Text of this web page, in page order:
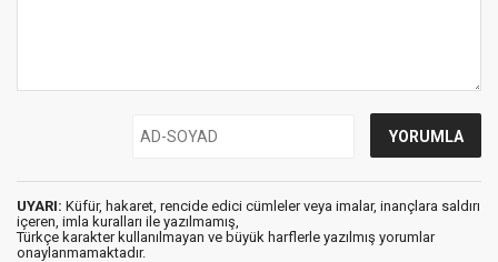
UYARI: Küfür, hakaret, rencide edici cümleler veya imalar, inançlara saldırı
içeren, imla kuralları ile yazılmamış,
Türkçe karakter kullanılmayan ve büyük harflerle yazılmış yorumlar
onaylanmamaktadır.